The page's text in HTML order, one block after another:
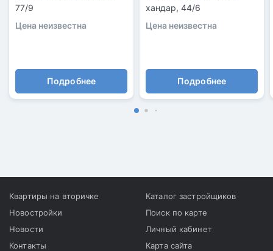
77/9
Цена неизвестна
Подробнее
хандар, 44/6
Цена неизвестна
Подробнее
Квартиры на вторичке
Новостройки
Новости
Контакты
Каталог застройщиков
Поиск по карте
Личный кабинет
Карта сайта